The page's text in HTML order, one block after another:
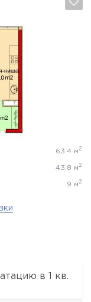
63.4 м 2
43.8 м 2
9 м 2
в 1 кв.